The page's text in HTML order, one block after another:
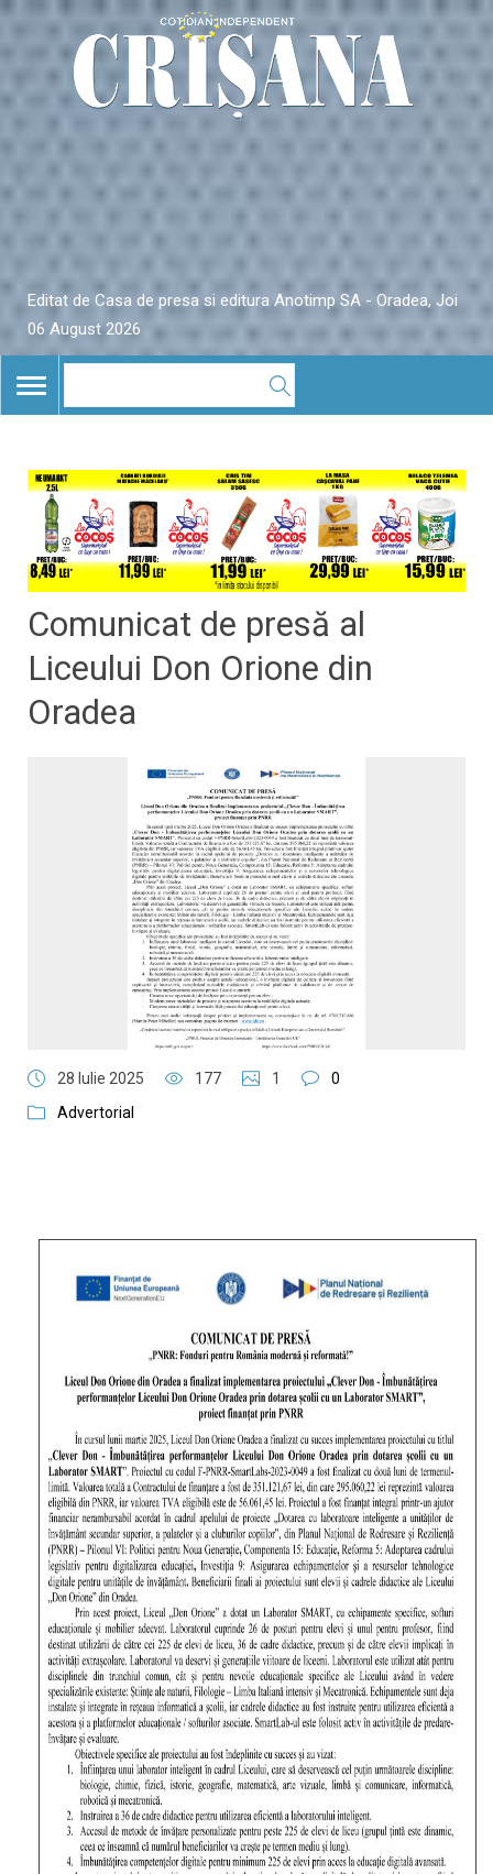
Editat de Casa de presa si editura Anotimp SA - Oradea, Joi
06 August 2026
TOGGLE
NAVIGATION
Comunicat de presă al
Liceului Don Orione din
Oradea
28 Iulie 2025 177 1
0
Advertorial